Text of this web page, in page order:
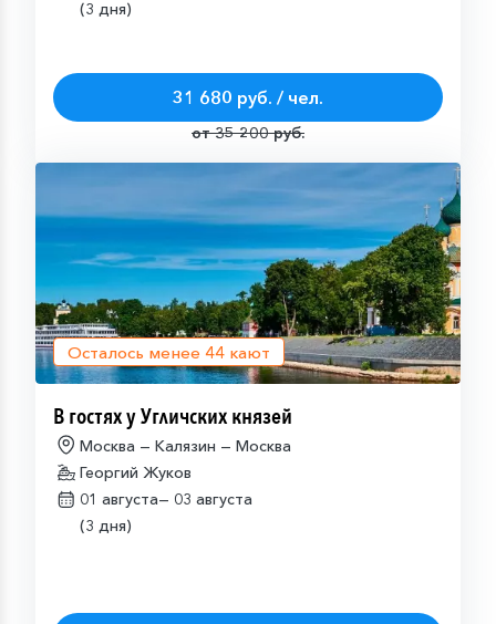
(3 дня)
31 680 руб. / чел.
от 35 200 руб.
Осталось менее 44 кают
В гостях у Угличских князей
Москва — Калязин — Москва
Георгий Жуков
01 августа— 03 августа
(3 дня)